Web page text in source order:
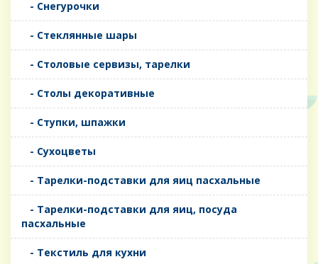
- Снегурочки
- Стеклянные шары
- Столовые сервизы, тарелки
- Столы декоративные
- Ступки, шпажки
- Сухоцветы
- Тарелки-подставки для яиц пасхальные
- Тарелки-подставки для яиц, посуда
пасхальные
- Текстиль для кухни